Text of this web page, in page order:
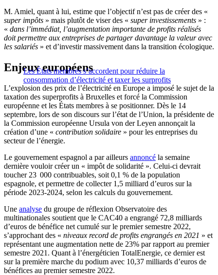
M. Amiel, quant à lui, estime que l’objectif n’est pas de créer des «
super impôts » mais plutôt de viser des « super investissements » :
« dans l’immédiat, l’augmentation importante de profits réalisés
doit permettre aux entreprises de partager davantage la valeur avec
les salariés » et d’investir massivement dans la transition écologique.
Les États membres s’accordent pour réduire la
consommation d’électricité et taxer les surprofits
Enjeux européens
L’explosion des prix de l’électricité en Europe a imposé le sujet de la
taxation des superprofits à Bruxelles et forcé la Commission
européenne et les États membres à se positionner. Dès le 14
septembre, lors de son discours sur l’état de l’Union, la présidente de
la Commission européenne Ursula von der Leyen annonçait la
création d’une « contribution solidaire » pour les entreprises du
secteur de l’énergie.
Le gouvernement espagnol a par ailleurs annoncé la semaine
dernière vouloir créer un « impôt de solidarité ». Celui-ci devrait
toucher 23 000 contribuables, soit 0,1 % de la population
espagnole, et permettre de collecter 1,5 milliard d’euros sur la
période 2023-2024, selon les calculs du gouvernement.
Une analyse du groupe de réflexion Observatoire des
multinationales soutient que le CAC40 a engrangé 72,8 milliards
d’euros de bénéfice net cumulé sur le premier semestre 2022,
s’approchant des « niveaux record de profits engrangés en 2021 » et
représentant une augmentation nette de 23% par rapport au premier
semestre 2021. Quant à l’énergéticien TotalEnergie, ce dernier est
sur la première marche du podium avec 10,37 milliards d’euros de
bénéfices au premier semestre 2022.